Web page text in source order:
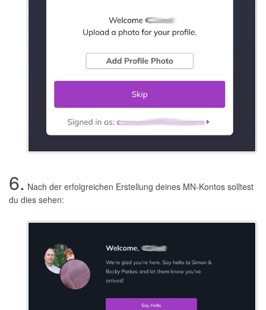
6. Nach der erfolgreichen Erstellung deines MN-Kontos solltest
du dies sehen: